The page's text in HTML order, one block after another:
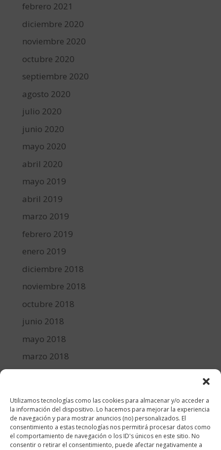
Utilizamos tecnologías como las cookies para almacenar y/o acceder a
la información del dispositivo. Lo hacemos para mejorar la experiencia
de navegación y para mostrar anuncios (no) personalizados. El
consentimiento a estas tecnologías nos permitirá procesar datos como
el comportamiento de navegación o los ID's únicos en este sitio. No
consentir o retirar el consentimiento, puede afectar negativamente a
febrero 2021
diciembre 2020
noviembre 2020
octubre 2020
septiembre 2020
agosto 2020
julio 2020
junio 2020
mayo 2020
abril 2020
mayo 2019
abril 2019
marzo 2019
febrero 2019
enero 2019
diciembre 2018
noviembre 2018
octubre 2018
junio 2018
mayo 2018
marzo 2018
diciembre 2017
Categorías